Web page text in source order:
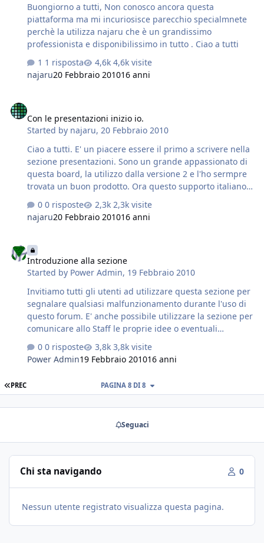
Buongiorno a tutti, Non conosco ancora questa
piattaforma ma mi incuriosisce parecchio specialmnete
perchè la utilizza najaru che è un grandissimo
professionista e disponibilissimo in tutto . Ciao a tutti
1 risposta
4,6k visite
najaru20 Febbraio 201016 anni
Con le presentazioni inizio io.
Started by najaru, 20 Febbraio 2010
Ciao a tutti. E' un piacere essere il primo a scrivere nella
sezione presentazioni. Sono un grande appassionato di
questa board, la utilizzo dalla versione 2 e l'ho sermpre
trovata un buon prodotto. Ora questo supporto italiano
che non avrà un infinità di registrati ma che permetterà
di sviscerare tutti insieme i mille aspetti interessanti di
questo software. Ancora un saluto a tutti.
0 risposte
2,3k visite
najaru20 Febbraio 201016 anni
Introduzione alla sezione
Started by Power Admin, 19 Febbraio 2010
Invitiamo tutti gli utenti ad utilizzare questa sezione per
segnalare qualsiasi malfunzionamento durante l'uso di
questo forum. E' anche possibile utilizzare la sezione per
comunicare allo Staff le proprie idee o eventuali
suggerimenti utili al miglioramento del servizio che
viene dato. Invitiamo tutti a leggere il regolamento
genereale, prima di proporre iniziative che vadano
0 risposte
3,8k visite
Power Admin19 Febbraio 201016 anni
PREC PAGINA 8 DI 8
Seguaci
Chi sta navigando 0
Nessun utente registrato visualizza questa pagina.